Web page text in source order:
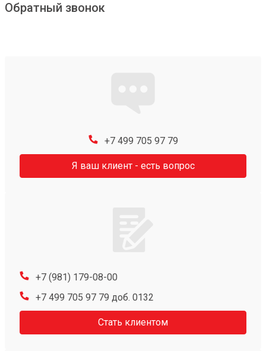
Обратный звонок
+7 499 705 97 79
Я ваш клиент - есть вопрос
+7 (981) 179-08-00
+7 499 705 97 79 доб. 0132
Стать клиентом